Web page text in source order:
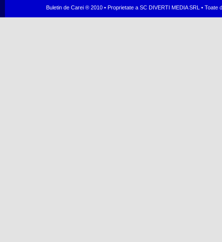
Buletin de Carei ® 2010 • Proprietate a SC DIVERTI MEDIA SRL •